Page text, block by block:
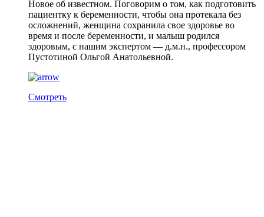
Новое об известном. Поговорим о том, как подготовить
пациентку к беременности, чтобы она протекала без
осложнений, женщина сохранила свое здоровье во
время и после беременности, и малыш родился
здоровым, с нашим экспертом — д.м.н., профессором
Пустотиной Ольгой Анатольевной.
Смотреть